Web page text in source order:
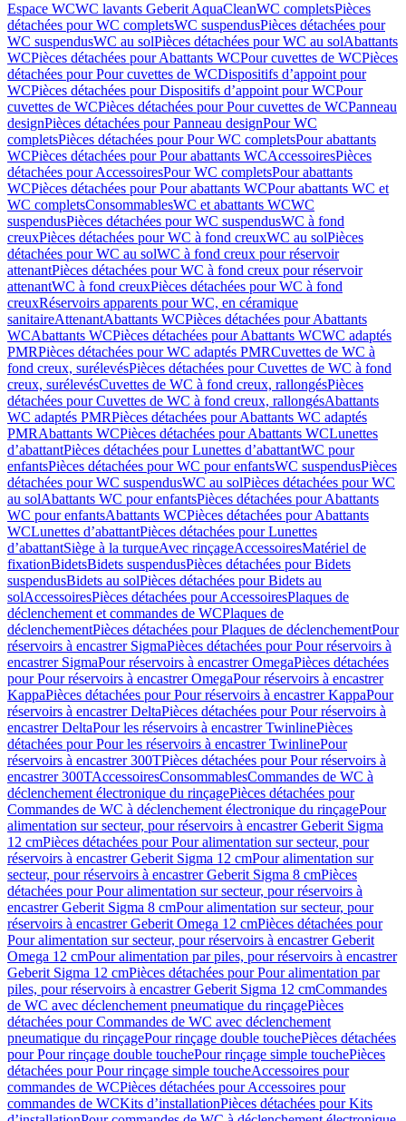
Espace WCWC lavants Geberit AquaCleanWC completsPièces
détachées pour WC completsWC suspendusPièces détachées pour
WC suspendusWC au solPièces détachées pour WC au solAbattants
WCPièces détachées pour Abattants WCPour cuvettes de WCPièces
détachées pour Pour cuvettes de WCDispositifs d’appoint pour
WCPièces détachées pour Dispositifs d’appoint pour WCPour
cuvettes de WCPièces détachées pour Pour cuvettes de WCPanneau
designPièces détachées pour Panneau designPour WC
completsPièces détachées pour Pour WC completsPour abattants
WCPièces détachées pour Pour abattants WCAccessoiresPièces
détachées pour AccessoiresPour WC completsPour abattants
WCPièces détachées pour Pour abattants WCPour abattants WC et
WC completsConsommablesWC et abattants WCWC
suspendusPièces détachées pour WC suspendusWC à fond
creuxPièces détachées pour WC à fond creuxWC au solPièces
détachées pour WC au solWC à fond creux pour réservoir
attenantPièces détachées pour WC à fond creux pour réservoir
attenantWC à fond creuxPièces détachées pour WC à fond
creuxRéservoirs apparents pour WC, en céramique
sanitaireAttenantAbattants WCPièces détachées pour Abattants
WCAbattants WCPièces détachées pour Abattants WCWC adaptés
PMRPièces détachées pour WC adaptés PMRCuvettes de WC à
fond creux, surélevésPièces détachées pour Cuvettes de WC à fond
creux, surélevésCuvettes de WC à fond creux, rallongésPièces
détachées pour Cuvettes de WC à fond creux, rallongésAbattants
WC adaptés PMRPièces détachées pour Abattants WC adaptés
PMRAbattants WCPièces détachées pour Abattants WCLunettes
d’abattantPièces détachées pour Lunettes d’abattantWC pour
enfantsPièces détachées pour WC pour enfantsWC suspendusPièces
détachées pour WC suspendusWC au solPièces détachées pour WC
au solAbattants WC pour enfantsPièces détachées pour Abattants
WC pour enfantsAbattants WCPièces détachées pour Abattants
WCLunettes d’abattantPièces détachées pour Lunettes
d’abattantSiège à la turqueAvec rinçageAccessoiresMatériel de
fixationBidetsBidets suspendusPièces détachées pour Bidets
suspendusBidets au solPièces détachées pour Bidets au
solAccessoiresPièces détachées pour AccessoiresPlaques de
déclenchement et commandes de WCPlaques de
déclenchementPièces détachées pour Plaques de déclenchementPour
réservoirs à encastrer SigmaPièces détachées pour Pour réservoirs à
encastrer SigmaPour réservoirs à encastrer OmegaPièces détachées
pour Pour réservoirs à encastrer OmegaPour réservoirs à encastrer
KappaPièces détachées pour Pour réservoirs à encastrer KappaPour
réservoirs à encastrer DeltaPièces détachées pour Pour réservoirs à
encastrer DeltaPour les réservoirs à encastrer TwinlinePièces
détachées pour Pour les réservoirs à encastrer TwinlinePour
réservoirs à encastrer 300TPièces détachées pour Pour réservoirs à
encastrer 300TAccessoiresConsommablesCommandes de WC à
déclenchement électronique du rinçagePièces détachées pour
Commandes de WC à déclenchement électronique du rinçagePour
alimentation sur secteur, pour réservoirs à encastrer Geberit Sigma
12 cmPièces détachées pour Pour alimentation sur secteur, pour
réservoirs à encastrer Geberit Sigma 12 cmPour alimentation sur
secteur, pour réservoirs à encastrer Geberit Sigma 8 cmPièces
détachées pour Pour alimentation sur secteur, pour réservoirs à
encastrer Geberit Sigma 8 cmPour alimentation sur secteur, pour
réservoirs à encastrer Geberit Omega 12 cmPièces détachées pour
Pour alimentation sur secteur, pour réservoirs à encastrer Geberit
Omega 12 cmPour alimentation par piles, pour réservoirs à encastrer
Geberit Sigma 12 cmPièces détachées pour Pour alimentation par
piles, pour réservoirs à encastrer Geberit Sigma 12 cmCommandes
de WC avec déclenchement pneumatique du rinçagePièces
détachées pour Commandes de WC avec déclenchement
pneumatique du rinçagePour rinçage double touchePièces détachées
pour Pour rinçage double touchePour rinçage simple touchePièces
détachées pour Pour rinçage simple toucheAccessoires pour
commandes de WCPièces détachées pour Accessoires pour
commandes de WCKits d’installationPièces détachées pour Kits